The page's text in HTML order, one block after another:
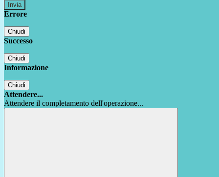
Errore
Chiudi
Successo
Chiudi
Informazione
Chiudi
Attendere...
Attendere il completamento dell'operazione...